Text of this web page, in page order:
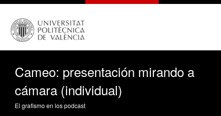
Cameo: presentación mirando a
cámara (individual)
El grafismo en los podcast